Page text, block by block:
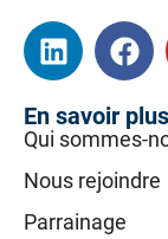
En savoir plus
Qui sommes-
Nous rejoindre
Parrainage